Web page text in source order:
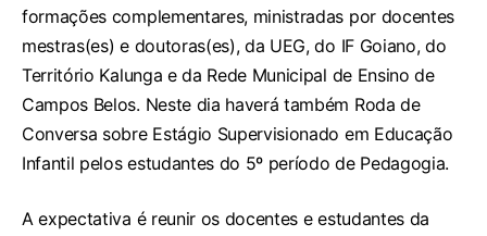
formações complementares, ministradas por docentes
mestras(es) e doutoras(es), da UEG, do IF Goiano, do
Território Kalunga e da Rede Municipal de Ensino de
Campos Belos. Neste dia haverá também Roda de
Conversa sobre Estágio Supervisionado em Educação
Infantil pelos estudantes do 5º período de Pedagogia.
A expectativa é reunir os docentes e estudantes da